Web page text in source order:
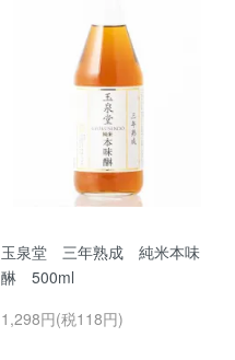
玉泉堂 三年熟成 純米本味
醂 500ml
1,298円(税118円)